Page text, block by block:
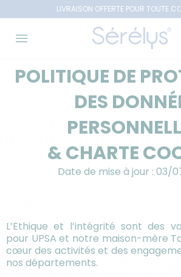
LIVRAISON OFFERTE POUR TOUTE
POLITIQUE DE
DES
& CHARTE
Date de mise à jour : 03/
L’Ethique et l’intégrité sont des
pour UPSA et notre maison-mère
cœur des activités et des
nos départements.